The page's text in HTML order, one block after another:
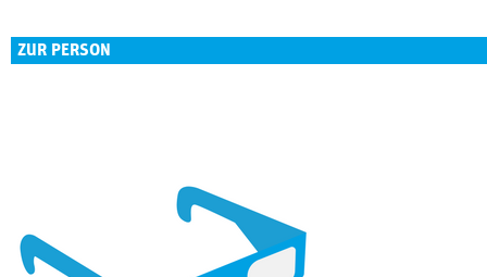
ZUR PERSON